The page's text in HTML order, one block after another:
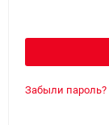
Забыли пароль?